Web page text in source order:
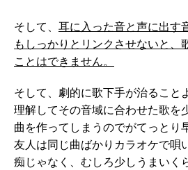
そして、 耳に入った音と声に出す
もしっかりとリンクさせないと、
ことはできません。
そして、劇的に歌下手が治ること
理解してその音域に合わせた歌を
曲を作ってしまうのでがてっとり
友人は同じ曲ばかりカラオケで唄
痴じゃなく、むしろ少しうまいく